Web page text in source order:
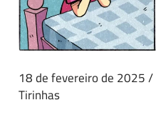
18 de fevereiro de 2025/
Tirinhas